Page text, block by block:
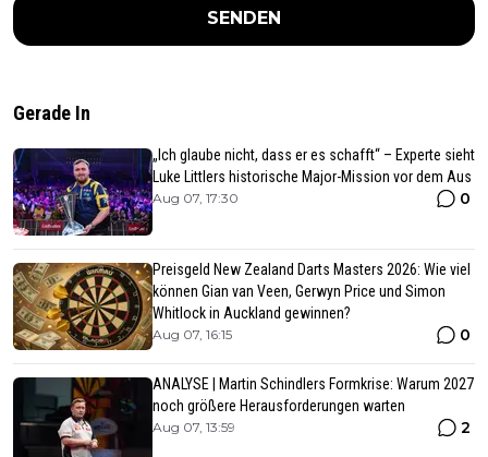
SENDEN
Gerade In
„Ich glaube nicht, dass er es schafft“ – Experte sieht
Luke Littlers historische Major-Mission vor dem Aus
Aug 07, 17:30 0
Preisgeld New Zealand Darts Masters 2026: Wie viel
können Gian van Veen, Gerwyn Price und Simon
Whitlock in Auckland gewinnen?
Aug 07, 16:15 0
ANALYSE | Martin Schindlers Formkrise: Warum 2027
noch größere Herausforderungen warten
Aug 07, 13:59 2